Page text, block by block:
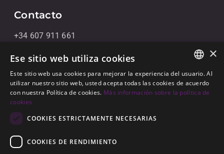
Contacto
+34 607 911 661
+34 856 091 709
info@noll-sotogrande.com
Contáctanos
Galerias Paniagua Local 43 Avenida de Paniagua, s/n
11310 Sotogrande, Cádiz
ENGLISH
SPANISH
×
Ese sitio web utiliza cookies
Este sitio web usa cookies para mejorar la experiencia del usuario. Al
utilizar nuestro sitio web, usted acepta todas las cookies de acuerdo
con nuestra Política de cookies. Más información sobre la política de
cookies
COOKIES ESTRICTAMENTE NECESARIAS
COOKIES DE RENDIMIENTO